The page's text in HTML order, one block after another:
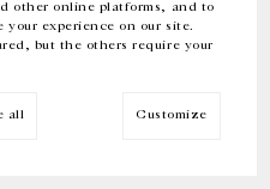
other online platforms, and to
your experience on our site.
but the others require your
all Customize